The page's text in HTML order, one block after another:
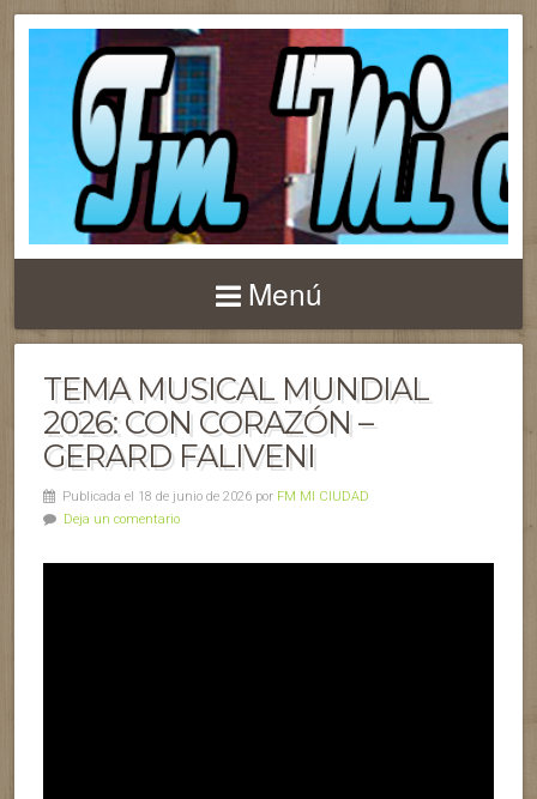
Menú
TEMA MUSICAL MUNDIAL
2026: CON CORAZÓN –
GERARD FALIVENI
Publicada el 18 de junio de 2026 por FM MI CIUDAD
Deja un comentario